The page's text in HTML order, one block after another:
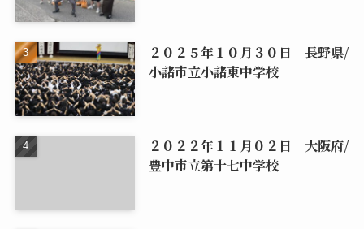
２０２５年１０月３０日 長野県/
小諸市立小諸東中学校
２０２２年１１月０２日 大阪府/
豊中市立第十七中学校